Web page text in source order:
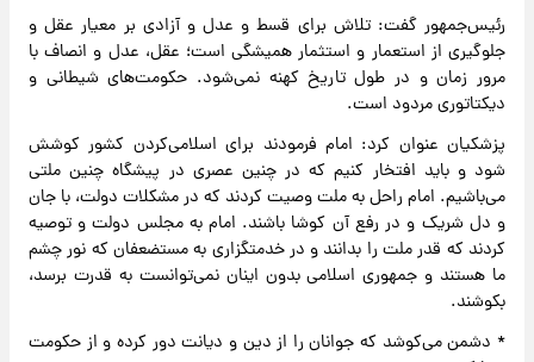
رئیس‌جمهور گفت: تلاش برای قسط و عدل و آزادی بر معیار عقل و
جلوگیری از استعمار و استثمار همیشگی است؛ عقل، عدل و انصاف با
مرور زمان و در طول تاریخ کهنه نمی‌شود. حکومت‌های شیطانی و
دیکتاتوری مردود است.
پزشکیان عنوان کرد: امام فرمودند برای اسلامی‌کردن کشور کوشش
شود و باید افتخار کنیم که در چنین عصری در پیشگاه چنین ملتی
می‌باشیم. امام راحل به ملت وصیت کردند که در مشکلات دولت، با جان
و دل شریک و در رفع آن کوشا باشند. امام به مجلس دولت و توصیه
کردند که قدر ملت را بدانند و در خدمتگزاری به مستضعفان که نور چشم
ما هستند و جمهوری اسلامی بدون اینان نمی‌توانست به قدرت برسد،
بکوشند.
* دشمن می‌کوشد که جوانان را از دین و دیانت دور کرده و از حکومت